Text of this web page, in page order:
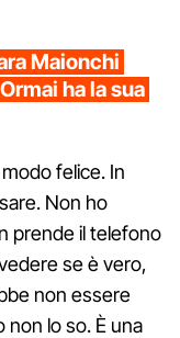
Maionchi
ha la sua
felice. In
Non ho
prende il telefono
se è vero,
non essere
non lo so. È una